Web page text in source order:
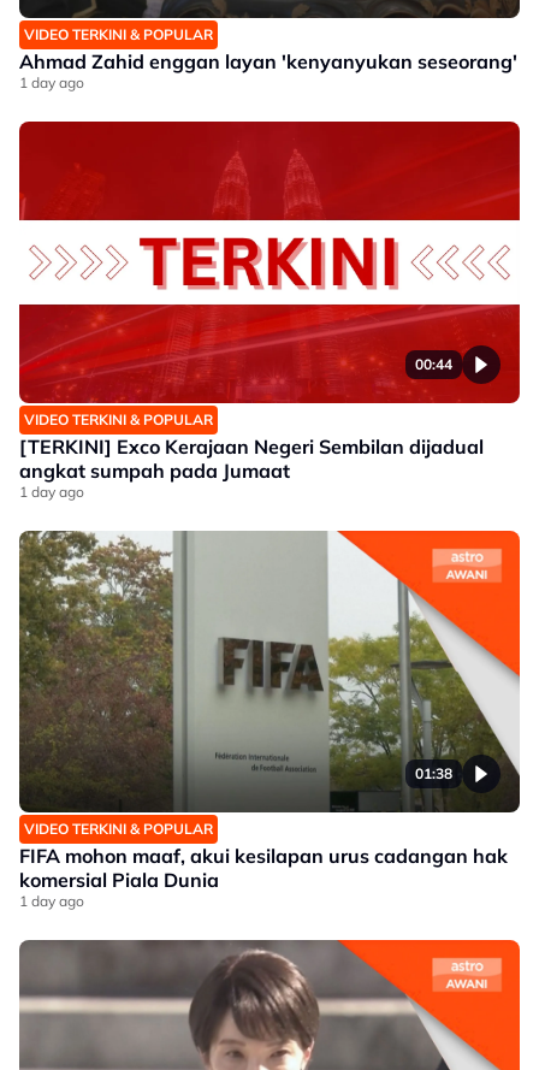
VIDEO TERKINI & POPULAR
Ahmad Zahid enggan layan 'kenyanyukan seseorang'
1 day ago
00:44
VIDEO TERKINI & POPULAR
[TERKINI] Exco Kerajaan Negeri Sembilan dijadual
angkat sumpah pada Jumaat
1 day ago
01:38
VIDEO TERKINI & POPULAR
FIFA mohon maaf, akui kesilapan urus cadangan hak
komersial Piala Dunia
1 day ago